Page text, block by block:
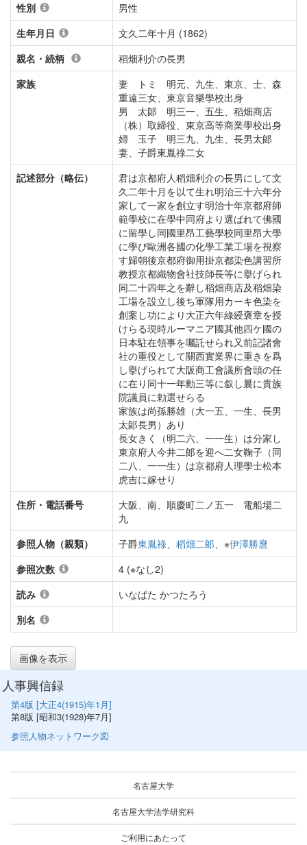
性別
男性
生年月日
文久二年十月 (1862)
親名・続柄
稻畑利介の長男
家族
妻 トミ 明元、九生、東京、士、森
重遠三女、東京音樂學校出身
男 太郞 明三一、五生、稻畑商店
（株）取締役、東京高等商業學校出身
婦 玉子 明三九、九生、長男太郞
妻、子爵東胤祿二女
記述部分（略伝）
君は京都府人稻畑利介の長男にして文
久二年十月を以て生れ明治三十六年分
家して一家を創立す明治十年京都府師
範學校に在學中同府より選ばれて佛國
に留學し同國里昂工藝學校同里昂大學
に學び歐洲各國の化學工業工場を視察
す歸朝後京都府御用掛京都染色講習所
教授京都織物會社技師長等に擧げられ
同二十四年之を辭し稻畑商店及稻畑染
工場を設立し後ち軍隊用カーキ色染を
創案し功により大正六年綠綬褒章を授
けらる現時ルーマニア國其他四ケ國の
日本駐在領事を囑託せられ又前記諸會
社の重役として關西實業界に重きを爲
し擧げられて大阪商工會議所會頭の任
に在り同十一年勳三等に叙し曩に貴族
院議員に勅選せらる
家族は尚孫勝雄（大一五、一生、長男
太郞長男）あり
長女きく（明二六、一一生）は分家し
東京府人今井二郞を迎へ二女鞠子（同
二八、一一生）は京都府人理學士松本
虎吉に嫁せり
住所・電話番号
大阪、南、順慶町二ノ五一 電船場二
九
参照人物（親類）
子爵東胤祿、 稻畑二郞、※伊澤勝麿
参照次数
4 (※なし2)
読み
いなばた かつたろう
別名
画像を表示
人事興信録
第4版 [大正4(1915)年1月]
第8版 [昭和3(1928)年7月]
参照人物ネットワーク図
名古屋大学
名古屋大学法学研究科
ご利用にあたって